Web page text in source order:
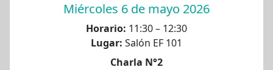
Miércoles 6 de mayo 2026
Horario: 11:30 – 12:30
Lugar: Salón EF 101
Charla N°2